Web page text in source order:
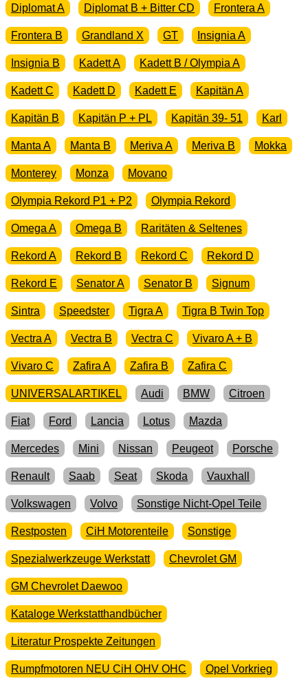
Diplomat A Diplomat B + Bitter CD Frontera A
Frontera B Grandland X GT Insignia A
Insignia B Kadett A Kadett B / Olympia A
Kadett C Kadett D Kadett E Kapitän A
Kapitän B Kapitän P + PL Kapitän 39- 51 Karl
Manta A Manta B Meriva A Meriva B Mokka
Monterey Monza Movano
Olympia Rekord P1 + P2 Olympia Rekord
Omega A Omega B Raritäten & Seltenes
Rekord A Rekord B Rekord C Rekord D
Rekord E Senator A Senator B Signum
Sintra Speedster Tigra A Tigra B Twin Top
Vectra A Vectra B Vectra C Vivaro A + B
Vivaro C Zafira A Zafira B Zafira C
UNIVERSALARTIKEL Audi BMW Citroen
Fiat Ford Lancia Lotus Mazda
Mercedes Mini Nissan Peugeot Porsche
Renault Saab Seat Skoda Vauxhall
Volkswagen Volvo Sonstige Nicht-Opel Teile
Restposten CiH Motorenteile Sonstige
Spezialwerkzeuge Werkstatt Chevrolet GM
GM Chevrolet Daewoo
Kataloge Werkstatthandbücher
Literatur Prospekte Zeitungen
Rumpfmotoren NEU CiH OHV OHC Opel Vorkrieg